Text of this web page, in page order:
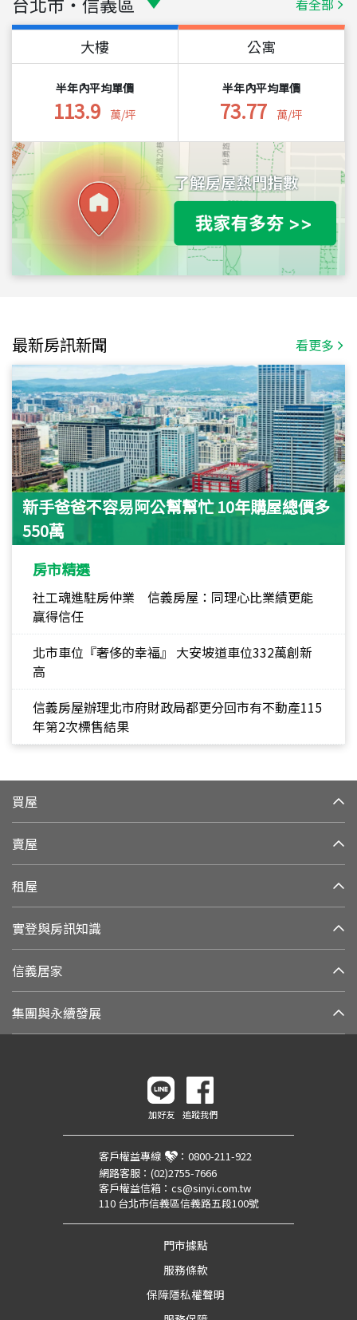
看全部
大樓
半年內平均單價
113.9 萬/坪
公寓
半年內平均單價
73.77 萬/坪
最新房訊新聞 看更多
新手爸爸不容易阿公幫幫忙 10年購屋總價多
550萬
房市精選
社工魂進駐房仲業 信義房屋：同理心比業績更能
贏得信任
北市車位『奢侈的幸福』 大安坡道車位332萬創新
高
信義房屋辦理北市府財政局都更分回市有不動產115
年第2次標售結果
買屋
賣屋
租屋
實登與房訊知識
信義居家
集團與永續發展
加好友 追蹤我們
客戶權益專線 ： 0800-211-922
網路客服： (02)2755-7666
客戶權益信箱： cs@sinyi.com.tw
110 台北市信義區信義路五段100號
門市據點
服務條款
保障隱私權聲明